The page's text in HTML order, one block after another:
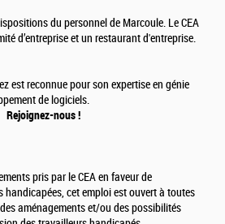
du personnel de Marcoule. Le CEA
d’entreprise et un restaurant d'entreprise.
est reconnue pour son expertise en génie
de logiciels.
Rejoignez-nous !
pris par le CEA en faveur de
handicapées, cet emploi est ouvert à toutes
aménagements et/ou des possibilités